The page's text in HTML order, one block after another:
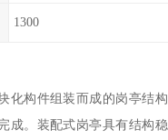
1300
化构件组装而成的岗亭结
成。装配式岗亭具有结构